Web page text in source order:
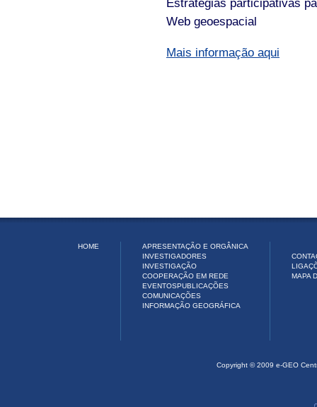
Estratégias participativas
Web geoespacial
Mais informação aqui
HOME
APRESENTAÇÃO E ORGÂNICA
INVESTIGADORES
INVESTIGAÇÃO
COOPERAÇÃO EM REDE
EVENTOSPUBLICAÇÕES
COMUNICAÇÕES
INFORMAÇÃO GEOGRÁFICA
MAPA
Copyright © 2009 e-GEO